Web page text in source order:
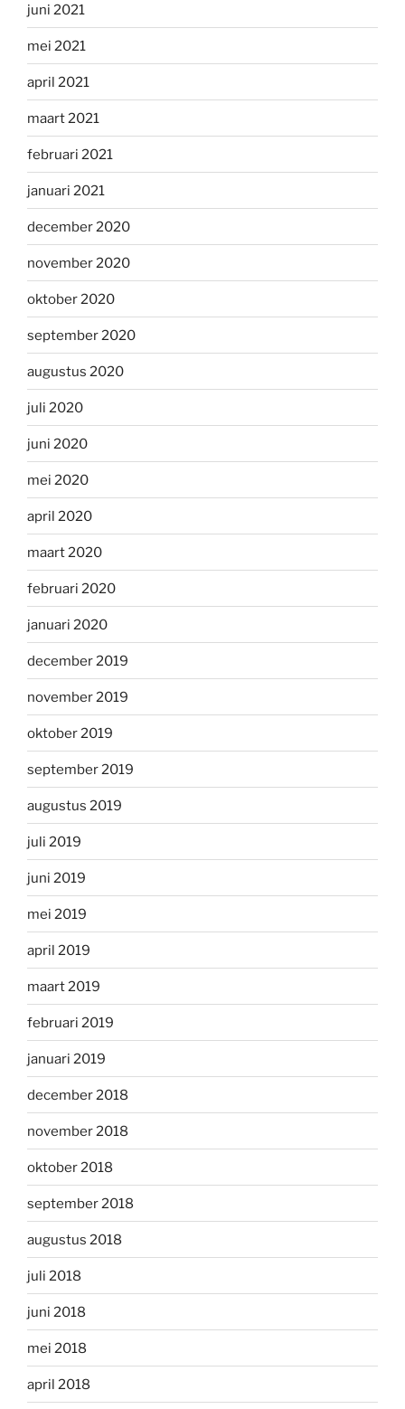
juni 2021
mei 2021
april 2021
maart 2021
februari 2021
januari 2021
december 2020
november 2020
oktober 2020
september 2020
augustus 2020
juli 2020
juni 2020
mei 2020
april 2020
maart 2020
februari 2020
januari 2020
december 2019
november 2019
oktober 2019
september 2019
augustus 2019
juli 2019
juni 2019
mei 2019
april 2019
maart 2019
februari 2019
januari 2019
december 2018
november 2018
oktober 2018
september 2018
augustus 2018
juli 2018
juni 2018
mei 2018
april 2018